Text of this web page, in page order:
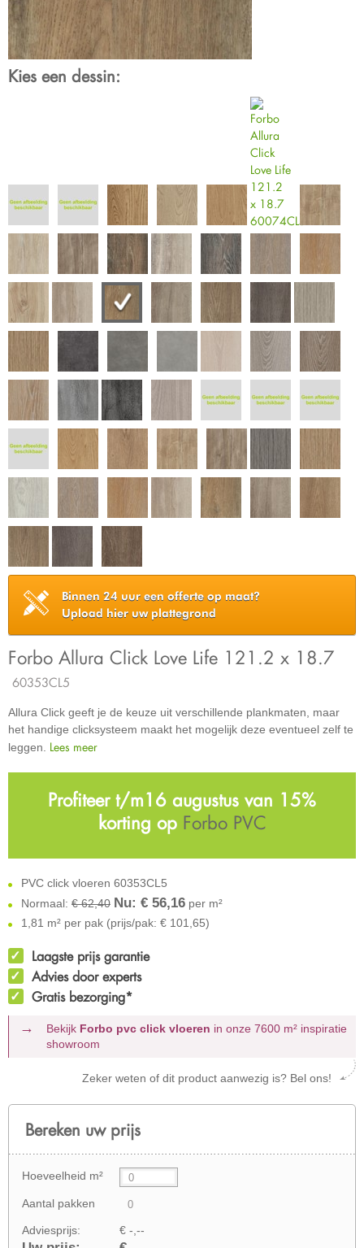
Kies een dessin:
Binnen 24 uur een offerte op maat?
Upload hier uw plattegrond
Forbo Allura Click Love Life 121.2 x 18.7
60353CL5
Allura Click geeft je de keuze uit verschillende plankmaten, maar
het handige clicksysteem maakt het mogelijk deze eventueel zelf te
leggen. Lees meer
Profiteer t/m16 augustus van 15%
korting op Forbo PVC
PVC click vloeren 60353CL5
Normaal: € 62,40 Nu: € 56,16 per m²
1,81 m² per pak (prijs/pak: € 101,65)
Laagste prijs garantie
Advies door experts
Gratis bezorging*
Bekijk Forbo pvc click vloeren in onze 7600 m² inspiratie
showroom
Zeker weten of dit product aanwezig is? Bel ons!
Bereken uw prijs
Hoeveelheid m²
Aantal pakken
Adviesprijs: € -,--